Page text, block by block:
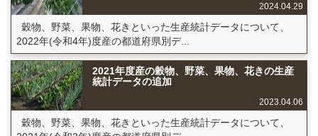
2024.04.29
穀物、野菜、果物、花きといった生産統計データについて、
2022年(令和4年)度産の都道府県別デ...
2021年度産の穀物、野菜、果物、花きの生産
統計データの追加
2023.04.06
穀物、野菜、果物、花きといった生産統計データについて、